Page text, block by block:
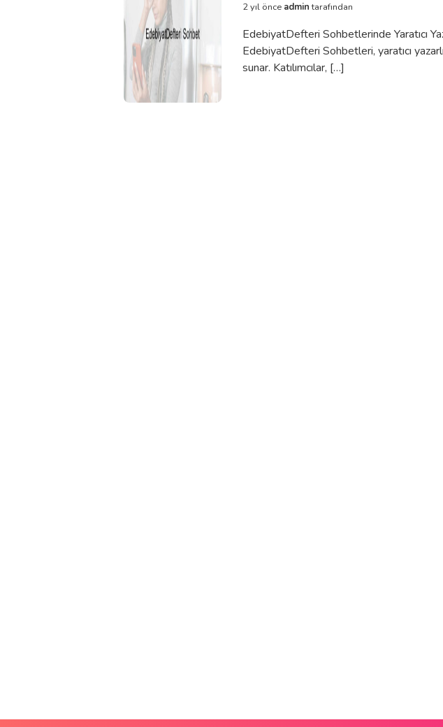
2 yıl önce admintarafından
EdebiyatDefteri Sohbetlerinde Yaratıcı
EdebiyatDefteri Sohbetleri, yaratıcı
sunar. Katılımcılar, […]